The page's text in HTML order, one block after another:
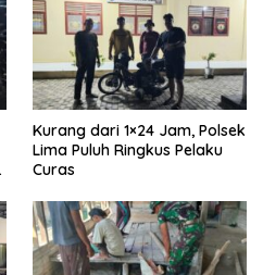
Kurang dari 1×24 Jam, Polsek
Lima Puluh Ringkus Pelaku
Curas